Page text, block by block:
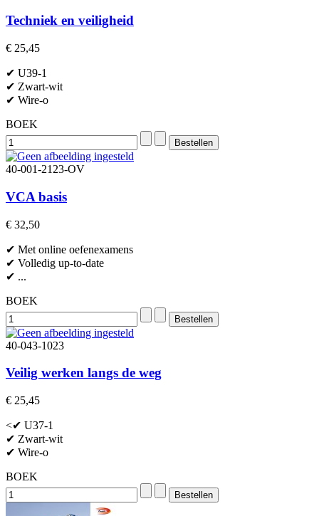
Techniek en veiligheid
€ 25,45
✔ U39-1
✔ Zwart-wit
✔ Wire-o
BOEK
40-001-2123-OV
VCA basis
€ 32,50
✔ Met online oefenexamens
✔ Volledig up-to-date
✔ ...
BOEK
40-043-1023
Veilig werken langs de weg
€ 25,45
<✔ U37-1
✔ Zwart-wit
✔ Wire-o
BOEK